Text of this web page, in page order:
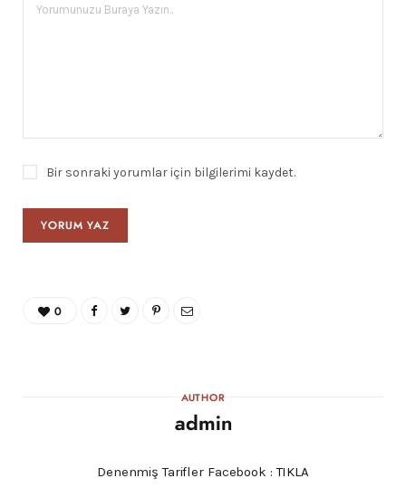
Bir sonraki yorumlar için bilgilerimi kaydet.
0
AUTHOR
admin
Denenmiş Tarifler Facebook :TIKLA